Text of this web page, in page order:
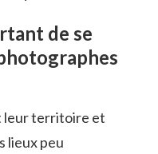
de se
leur territoire et
lieux peu